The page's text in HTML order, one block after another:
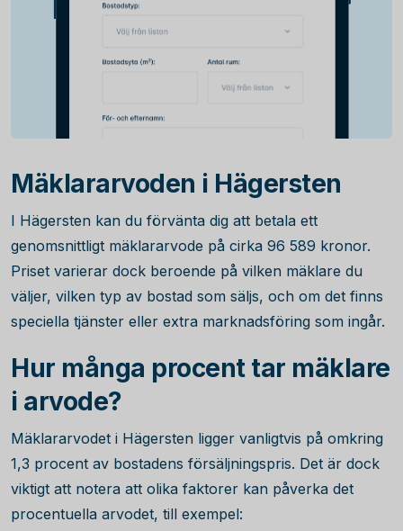
Mäklararvoden i Hägersten
I Hägersten kan du förvänta dig att betala ett
genomsnittligt mäklararvode på cirka 96 589 kronor.
Priset varierar dock beroende på vilken mäklare du
väljer, vilken typ av bostad som säljs, och om det finns
speciella tjänster eller extra marknadsföring som ingår.
Hur många procent tar mäklare
i arvode?
Mäklararvodet i Hägersten ligger vanligtvis på omkring
1,3 procent av bostadens försäljningspris. Det är dock
viktigt att notera att olika faktorer kan påverka det
procentuella arvodet, till exempel: